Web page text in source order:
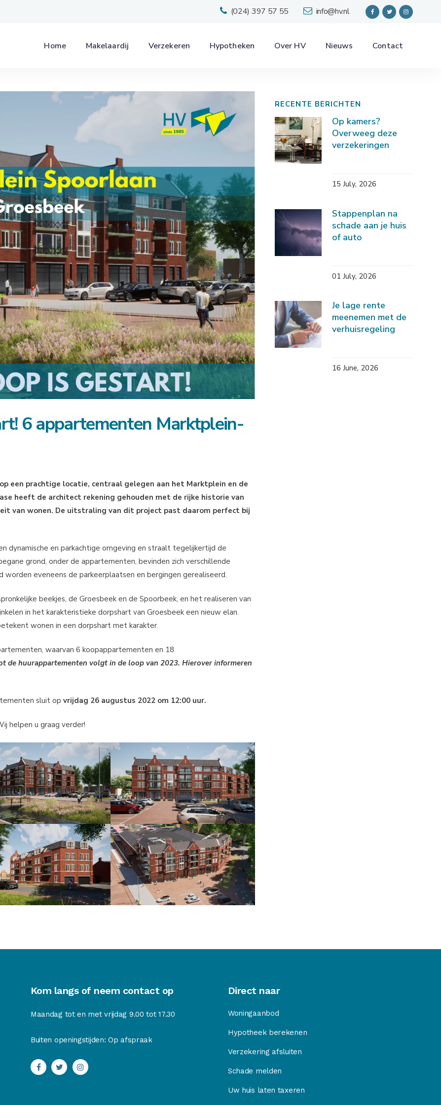
(024) 397 57 55 info@hv.nl
Home Makelaardij Verzekeren Hypotheken Over HV Nieuws Contact
6 appartementen Marktplein-
een prachtige locatie, centraal gelegen aan het Marktplein en de
heeft de architect rekening gehouden met de rijke historie van
van wonen. De uitstraling van dit project past daarom perfect bij
dynamische en parkachtige omgeving en straalt tegelijkertijd de
grond, onder de appartementen, bevinden zich verschillende
eveneens de parkeerplaatsen en bergingen gerealiseerd.
beekjes, de Groesbeek en de Spoorbeek, en het realiseren van
in het karakteristieke dorpshart van Groesbeek een nieuw elan.
wonen in een dorpshart met karakter.
waarvan 6 koopappartementen en 18
de huurappartementen volgt in de loop van 2023. Hierover informeren
sluit op vrijdag 26 augustus 2022 om 12:00 uur.
helpen u graag verder!
RECENTE BERICHTEN
Op kamers?
Overweeg deze
verzekeringen
15 July, 2026
Stappenplan na
schade aan je huis
of auto
01 July, 2026
Je lage rente
meenemen met de
verhuisregeling
16 June, 2026
Kom langs of neem contact op
Maandag tot en met vrijdag 9.00 tot 17.30
Buiten openingstijden: Op afspraak
Direct naar
Woningaanbod
Hypotheek berekenen
Verzekering afsluiten
Schade melden
Uw huis laten taxeren